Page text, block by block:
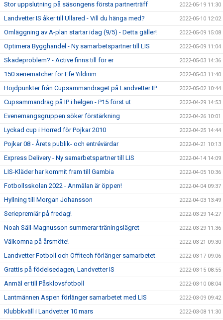
Stor uppslutning på säsongens första partnerträff 2022-05-19 11:30
Landvetter IS åker till Ullared - Vill du hänga med? 2022-05-10 12:02
Omläggning av A-plan startar idag (9/5) - Detta gäller! 2022-05-09 15:08
Optimera Bygghandel - Ny samarbetspartner till LIS 2022-05-09 11:04
Skadeproblem? - Active finns till för er 2022-05-03 14:36
150 seriematcher för Efe Yildirim 2022-05-03 11:40
Höjdpunkter från Cupsammandraget på Landvetter IP 2022-05-02 10:44
Cupsammandrag på IP i helgen - P15 först ut 2022-04-29 14:53
Evenemangsgruppen söker förstärkning 2022-04-26 10:01
Lyckad cup i Horred för Pojkar 2010 2022-04-25 14:44
Pojkar 08 - Årets publik- och entrévärdar 2022-04-21 10:13
Express Delivery - Ny samarbetspartner till LIS 2022-04-14 14:09
LIS-Kläder har kommit fram till Gambia 2022-04-05 10:36
Fotbollsskolan 2022 - Anmälan är öppen! 2022-04-04 09:37
Hyllning till Morgan Johansson 2022-04-03 13:49
Seriepremiär på fredag! 2022-03-29 14:27
Noah Säll-Magnusson summerar träningslägret 2022-03-29 11:36
Välkomna på årsmöte! 2022-03-21 09:30
Landvetter Fotboll och Offitech förlänger samarbetet 2022-03-17 09:06
Grattis på födelsedagen, Landvetter IS 2022-03-15 08:55
Anmäl er till Påsklovsfotboll 2022-03-10 08:04
Lantmännen Aspen förlänger samarbetet med LIS 2022-03-09 09:42
Klubbkväll i Landvetter 10 mars 2022-03-08 11:30